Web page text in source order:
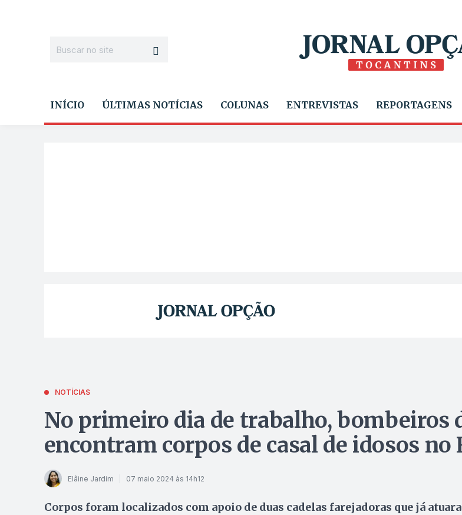
INÍCIO ÚLTIMAS NOTÍCIAS COLUNAS ENTREVISTAS REPORTAGENS
NOTÍCIAS
No primeiro dia de trabalho, bombeiros
encontram corpos de casal de idosos no
Elâine Jardim 07 maio 2024 às 14h12
Corpos foram localizados com apoio de duas cadelas farejadoras que já